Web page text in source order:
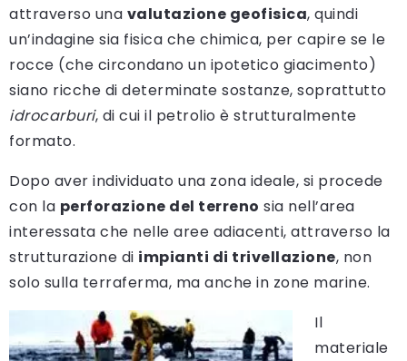
attraverso una valutazione geofisica, quindi
un’indagine sia fisica che chimica, per capire se le
rocce (che circondano un ipotetico giacimento)
siano ricche di determinate sostanze, soprattutto
idrocarburi, di cui il petrolio è strutturalmente
formato.
Dopo aver individuato una zona ideale, si procede
con la perforazione del terreno sia nell’area
interessata che nelle aree adiacenti, attraverso la
strutturazione di impianti di trivellazione, non
solo sulla terraferma, ma anche in zone marine.
Il
materiale